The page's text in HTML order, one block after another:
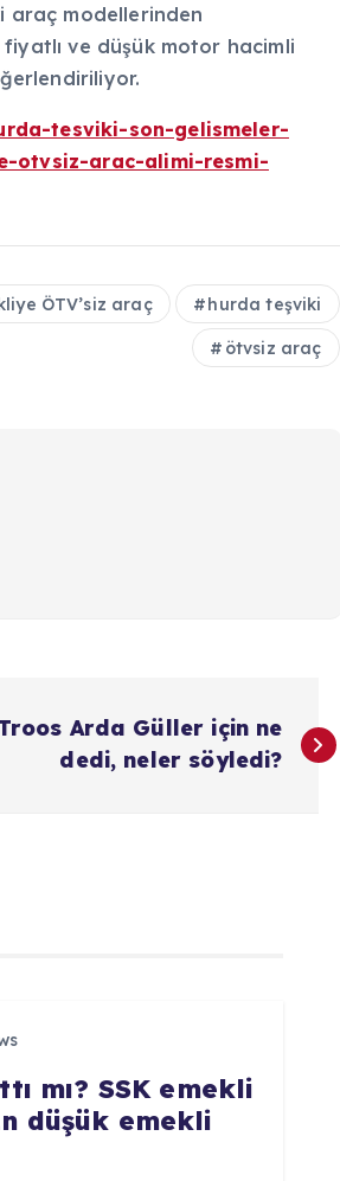
araç modellerinden
ve düşük motor hacimli
tesviki-son-gelismeler-
otvsiz-arac-alimi-resmi-
ÖTV’siz araç hurda teşviki
ötvsiz araç
Arda Güller için ne
dedi, neler söyledi?
mı? SSK emekli
düşük emekli